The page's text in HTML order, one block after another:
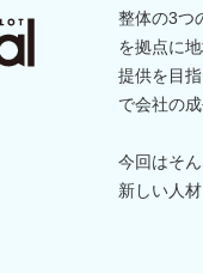
整体の3つ
を拠点に
提供を目
で会社の
今回はそ
新しい人